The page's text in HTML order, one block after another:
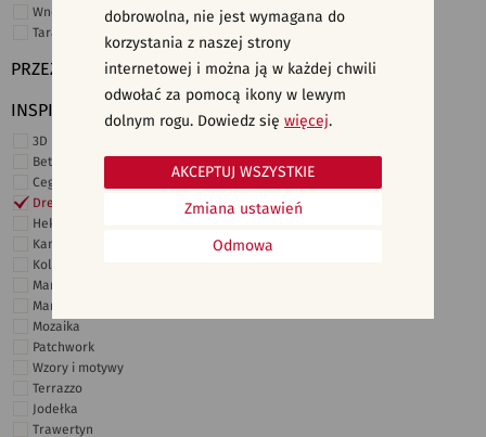
Wnętrza komercyjne
Taras i ogród
PRZEZNACZENIE
INSPIRACJE
3D i struktury
Beton
Cegiełki
Drewno
Heksagonalne
Kamień
Kolor
Marmur
Marokańskie
Mozaika
Patchwork
Wzory i motywy
Terrazzo
Jodełka
Trawertyn
dobrowolna, nie jest wymagana do
korzystania z naszej strony
internetowej i można ją w każdej chwili
odwołać za pomocą ikony w lewym
dolnym rogu. Dowiedz się więcej.
Odmowa
Zmiana ustawień
AKCEPTUJ WSZYSTKIE